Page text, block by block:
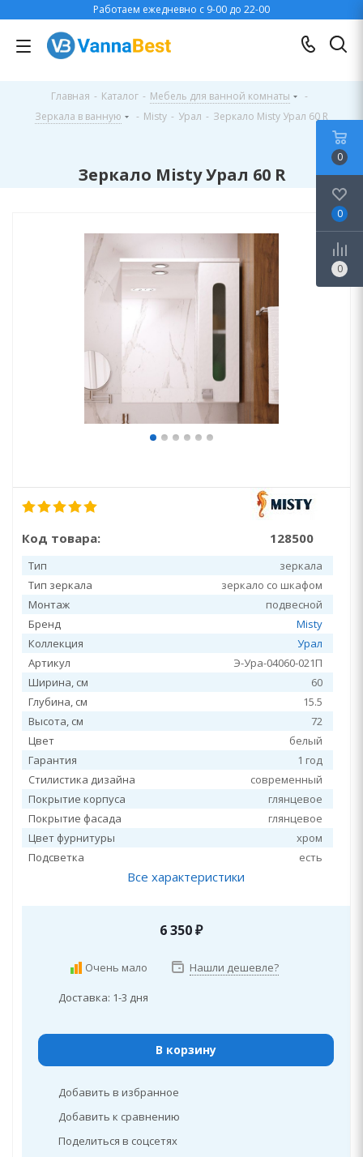
Работаем ежедневно с 9-00 до 22-00
Главная - Каталог - Мебель для ванной комнаты
-
Зеркала в ванную
- Misty - Урал - Зеркало Misty Урал 60 R
Зеркало Misty Урал 60 R
Код товара: 128500
Тип
зеркала
Тип зеркала
зеркало со шкафом
Монтаж
подвесной
Бренд
Misty
Коллекция
Урал
Артикул
Э-Ура-04060-021П
Ширина, см
60
Глубина, см
15.5
Высота, см
72
Цвет
белый
Гарантия
1 год
Стилистика дизайна
современный
Покрытие корпуса
глянцевое
Покрытие фасада
глянцевое
Цвет фурнитуры
хром
Подсветка
есть
Все характеристики
6 350₽
Очень мало Нашли дешевле?
Доставка: 1-3 дня
В корзину
Добавить в избранное
Добавить к сравнению
Поделиться в соцсетях
0
0
0